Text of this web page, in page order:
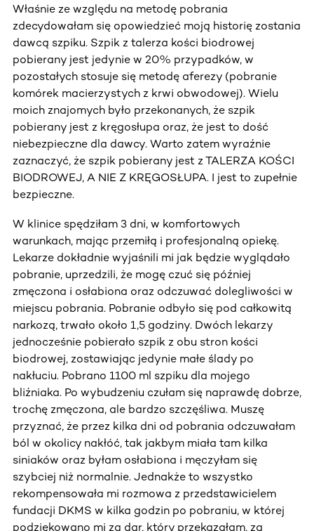
Właśnie ze względu na metodę pobrania
zdecydowałam się opowiedzieć moją historię zostania
dawcą szpiku. Szpik z talerza kości biodrowej
pobierany jest jedynie w 20% przypadków, w
pozostałych stosuje się metodę aferezy (pobranie
komórek macierzystych z krwi obwodowej). Wielu
moich znajomych było przekonanych, że szpik
pobierany jest z kręgosłupa oraz, że jest to dość
niebezpieczne dla dawcy. Warto zatem wyraźnie
zaznaczyć, że szpik pobierany jest z TALERZA KOŚCI
BIODROWEJ, A NIE Z KRĘGOSŁUPA. I jest to zupełnie
bezpieczne.
W klinice spędziłam 3 dni, w komfortowych
warunkach, mając przemiłą i profesjonalną opiekę.
Lekarze dokładnie wyjaśnili mi jak będzie wyglądało
pobranie, uprzedzili, że mogę czuć się później
zmęczona i osłabiona oraz odczuwać dolegliwości w
miejscu pobrania. Pobranie odbyło się pod całkowitą
narkozą, trwało około 1,5 godziny. Dwóch lekarzy
jednocześnie pobierało szpik z obu stron kości
biodrowej, zostawiając jedynie małe ślady po
nakłuciu. Pobrano 1100 ml szpiku dla mojego
bliźniaka. Po wybudzeniu czułam się naprawdę dobrze,
trochę zmęczona, ale bardzo szczęśliwa. Muszę
przyznać, że przez kilka dni od pobrania odczuwałam
ból w okolicy nakłóć, tak jakbym miała tam kilka
siniaków oraz byłam osłabiona i męczyłam się
szybciej niż normalnie. Jednakże to wszystko
rekompensowała mi rozmowa z przedstawicielem
fundacji DKMS w kilka godzin po pobraniu, w której
podziękowano mi za dar, który przekazałam, za